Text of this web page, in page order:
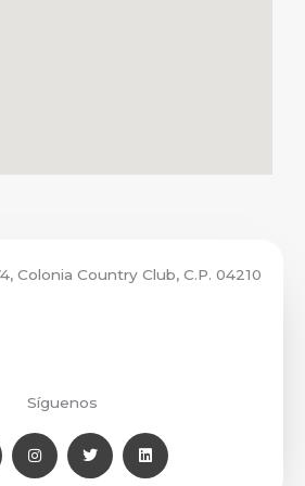
Colonia Country Club, C.P. 04210
Síguenos
I
n
T
w
L
i